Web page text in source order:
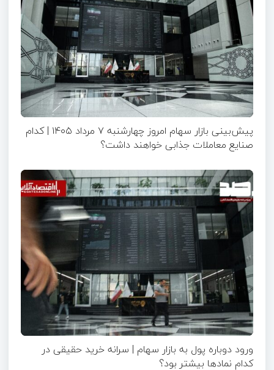
پیش‌بینی بازار سهام امروز چهارشنبه ۷ مرداد ۱۴۰۵ | کدام
صنایع معاملات جذابی خواهند داشت؟
ورود دوباره پول به بازار سهام | سرانه خرید حقیقی در
کدام نماد‌ها بیشتر بود؟